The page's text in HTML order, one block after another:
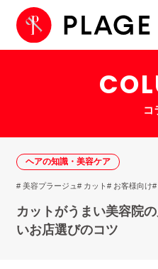
コ
ヘアの知識・美容ケア
# 美容プラージュ# カット# お客様向け
カットがうまい美容院
いお店選びのコツ